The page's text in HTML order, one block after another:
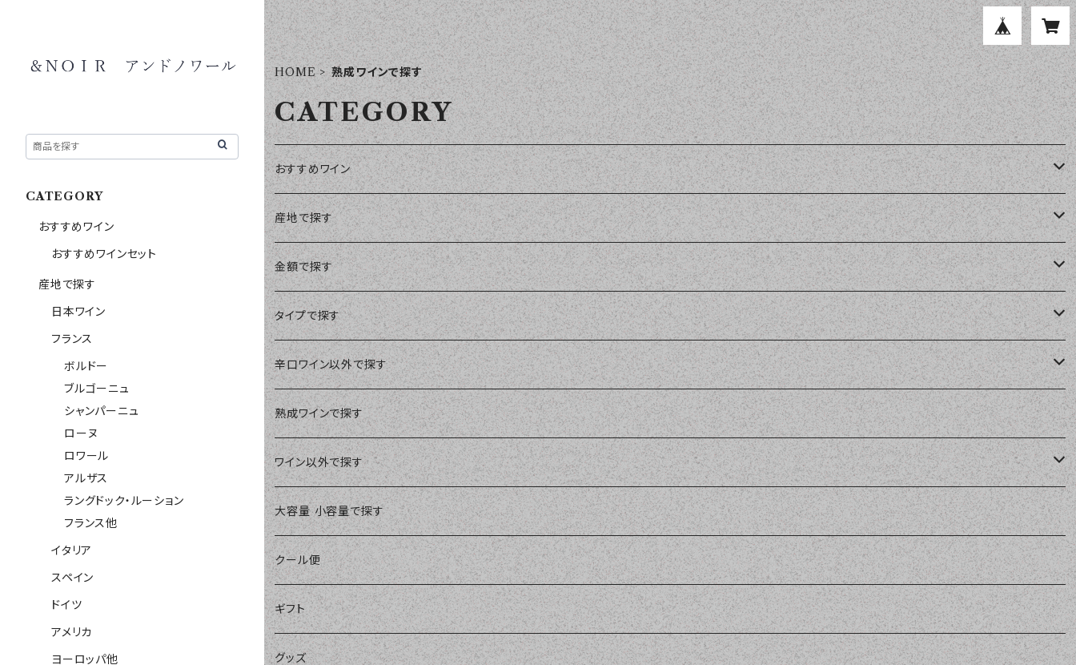
HOME 熟成ワインで探す
CATEGORY
おすすめワイン
おすすめワインセット
産地で探す
日本ワイン
フランス
ボルドー
ブルゴーニュ
シャンパーニュ
ローヌ
ロワール
アルザス
ラングドック・ルーション
イタリア
スペイン
ドイツ
アメリカ
ヨーロッパ他
その他の国
金額で探す
￥1～￥1,999
￥2,000～￥2,999
￥3,000～￥3,999
￥4,000～￥4,999
￥5,000～￥9,999
￥10,000～
タイプで探す
赤ワイン
濃い赤ワイン
バランスの良い赤ワイン
軽めの赤ワイン
白ワイン
すっきり辛口白ワイン
爽やかな辛口白ワイン
樽も感じられるバランスの良い白ワイン
樽もしっかり辛口白ワイン
華やかな辛口白ワイン
オレンジワイン
スパークリングワイン
微発泡ワイン
ロゼワイン
辛口ワイン以外で探す
やや辛口ワイン
やや甘口ワイン
甘口ワイン
極甘口ワイン
熟成ワインで探す
ワイン以外で探す
ブランデー
コニャック
カルヴァドス
ブランデー他
シェリー
ウイスキー
リキュール
大容量 小容量で探す
クール便
ギフト
グッズ
CATEGORY
おすすめワイン
おすすめワインセット
産地で探す
日本ワイン
フランス
ボルドー
ブルゴーニュ
シャンパーニュ
ローヌ
ロワール
アルザス
ラングドック・ルーション
フランス他
イタリア
スペイン
ドイツ
アメリカ
ヨーロッパ他